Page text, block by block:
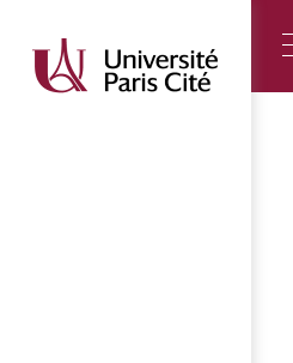
contenu
principal